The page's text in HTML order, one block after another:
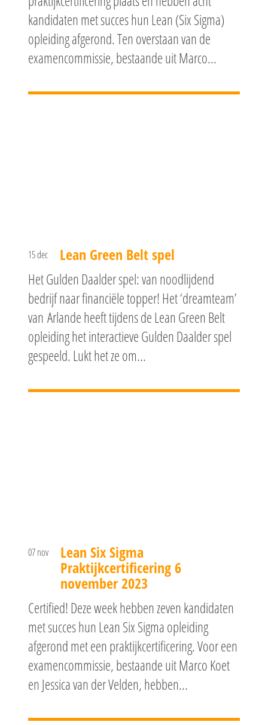
kandidaten met succes hun Lean (Six Sigma)
opleiding afgerond. Ten overstaan van de
examencommissie, bestaande uit Marco...
15 dec Lean Green Belt spel
Het Gulden Daalder spel: van noodlijdend
bedrijf naar financiële topper! Het ‘dreamteam’
van Arlande heeft tijdens de Lean Green Belt
opleiding het interactieve Gulden Daalder spel
gespeeld. Lukt het ze om...
07 nov Lean Six Sigma
Praktijkcertificering 6
november 2023
Certified! Deze week hebben zeven kandidaten
met succes hun Lean Six Sigma opleiding
afgerond met een praktijkcertificering. Voor een
examencommissie, bestaande uit Marco Koet
en Jessica van der Velden, hebben...